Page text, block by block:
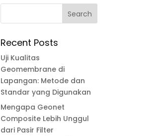
Recent Posts
Uji Kualitas
Geomembrane di
Lapangan: Metode dan
Standar yang Digunakan
Mengapa Geonet
Composite Lebih Unggul
dari Pasir Filter